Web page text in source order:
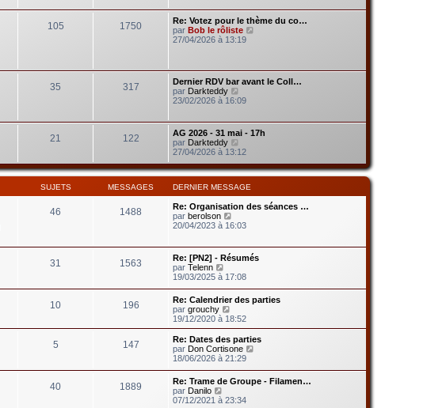
g
e
r
n
i
e
e
s
s
a
g
l
e
d
e
i
e
r
m
s
s
a
g
e
105 1750
Re: Votez pour le thème du co…
par Bob le rôliste
d
i
e
e
s
e
27/04/2026 à 13:19
35 317
Dernier RDV bar avant le Coll…
par Darkteddy
o
l
e
d
e
r
n
i
e
r
e
g
23/02/2026 à 16:09
21 122
AG 2026 - 31 mai - 17h
par Darkteddy
o
r
l
e
d
e
n
e
r
e
a
e
27/04/2026 à 13:12
SUJETS MESSAGES DERNIER MESSAGE
46 1488
Re: Organisation des séances …
par berolson
o
e
d
e
r
n
e
r
m
e
s
a
g
e
20/04/2023 à 16:03
31 1563
Re: [PN2] - Résumés
par Telenn
o
l
e
d
r
n
i
e
r
e
19/03/2025 à 17:08
10 196
Re: Calendrier des parties
par grouchy
o
i
r
l
e
r
i
19/12/2020 à 18:52
5 147
Re: Dates des parties
par Don Cortisone
l
18/06/2026 à 21:29
40 1889
Re: Trame de Groupe - Filamen…
par Danilo
o
07/12/2021 à 23:34